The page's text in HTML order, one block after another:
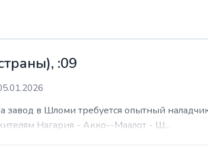
:09
завод в Шломи требуется опытный
Нагария - Акко--Маалот - Ш...